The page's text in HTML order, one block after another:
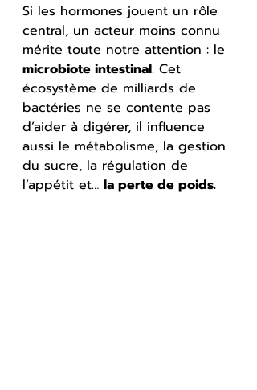
Si les hormones jouent un rôle
central, un acteur moins connu
mérite toute notre attention : le
microbiote intestinal. Cet
écosystème de milliards de
bactéries ne se contente pas
d’aider à digérer, il influence
aussi le métabolisme, la gestion
du sucre, la régulation de
l’appétit et… la perte de poids.